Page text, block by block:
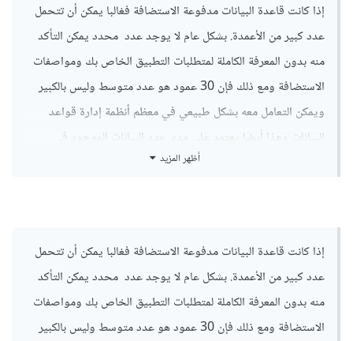
إذا كانت قاعدة البيانات مدفوعة الاستضافة فغالبا يمكن أن تتحمل
عدد كبير من الأعمدة. بشكل عام لا يوجد عدد محدد يمكن التأكد
منه بدون المعرفة الكاملة لمتطلبات التطبيق الخاص بك ومواصفات
الاستضافة ومع ذلك فإن 30 عمود هو عدد متوسط وليس بالكبير
ويمكن التعامل معه بشكل طبيعي في معظم أنظمة إدارة قواعد
البيانات وهذا أيضا يعتمد على مدي عدد البيانات الموجود في
القاعدة . ولكن يمكنك بالفعل تخزين أى شئ المشكلة ستكمن فقط
أما بالنسبة إلى excel فإذا كنت تقصد أنك تريد إنشاء ملف excel
ووضع البيانات المرسلة من form به فنعم بالطبع يمكنك ذلك
بالتأكيد . يمكنك إستخدام مكتبة php الرسمية في ذلك وهى
تسمى phpspreadsheet
أظهر المزيد
إذا كانت قاعدة البيانات مدفوعة الاستضافة فغالبا يمكن أن تتحمل
عدد كبير من الأعمدة. بشكل عام لا يوجد عدد محدد يمكن التأكد
منه بدون المعرفة الكاملة لمتطلبات التطبيق الخاص بك ومواصفات
الاستضافة ومع ذلك فإن 30 عمود هو عدد متوسط وليس بالكبير